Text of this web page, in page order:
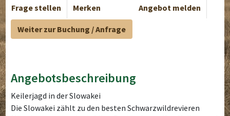
Frage stellen
Merken Angebot melden
Weiter zur Buchung / Anfrage
Angebotsbeschreibung
Keilerjagd in der Slowakei
Die Slowakei zählt zu den besten Schwarzwildrevieren